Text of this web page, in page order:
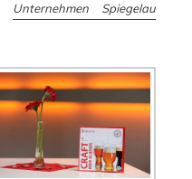
Unternehmen Spiegelau